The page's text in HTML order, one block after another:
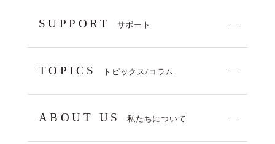
SUPPORT サポート
TOPICS トピックス/コラム
ABOUT US 私たちについて